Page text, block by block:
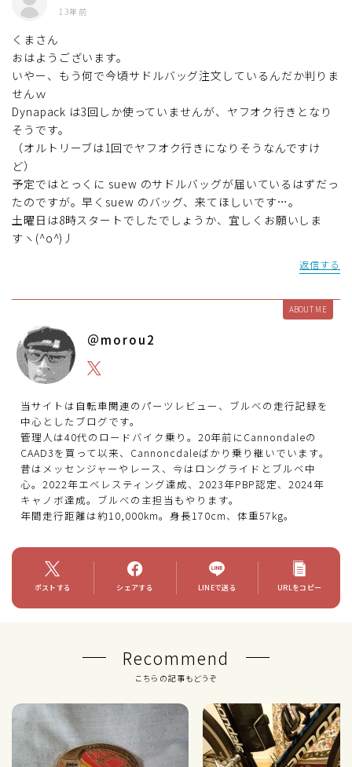
13年前
くまさん
おはようございます。
いやー、もう何で今頃サドルバッグ注文しているんだか判りま
せんｗ
Dynapack は3回しか使っていませんが、ヤフオク行きとなり
そうです。
（オルトリーブは1回でヤフオク行きになりそうなんですけ
ど）
予定ではとっくに suew のサドルバッグが届いているはずだっ
たのですが。早くsuew のバッグ、来てほしいです…。
土曜日は8時スタートでしたでしょうか、宜しくお願いしま
すヽ(^o^)丿
返信する
ABOUT ME
＠morou2
当サイトは自転車関連のパーツレビュー、ブルべの走行記録を
中心としたブログです。
管理人は40代のロードバイク乗り。20年前にCannondaleの
CAAD3を買って以来、Cannoncdaleばかり乗り継いでいます。
昔はメッセンジャーやレース、今はロングライドとブルベ中
心。2022年エベレスティング達成、2023年PBP認定、2024年
キャノボ達成。ブルべの主担当もやります。
年間走行距離は約10,000km。身長170cm、体重57kg。
ポストする シェアする LINEで送る URLをコピー
Recommend
こちらの記事もどうぞ